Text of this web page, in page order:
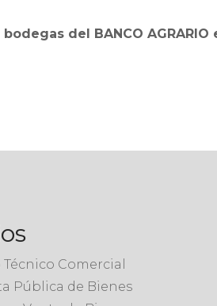
del BANCO AGRARIO
Técnico Comercial
Pública de Bienes